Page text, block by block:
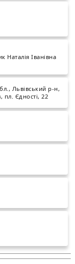
Наталія Іванівна
Львівський р-н,
пл. Єдності, 22